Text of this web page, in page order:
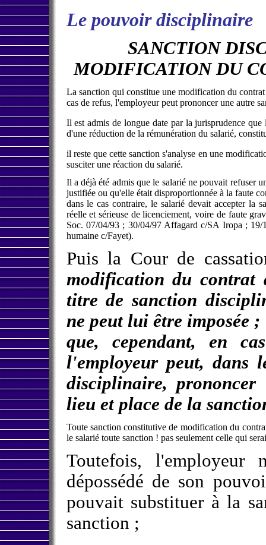
Le pouvoir disciplinaire
SANCTION
MODIFICATION DU
La sanction qui constitue une modification du
cas de refus, l'employeur peut prononcer une autre
Il est admis de longue date par la jurisprudence
d'une réduction de la rémunération du salarié,
il reste que cette sanction s'analyse en une
susciter une réaction du salarié.
Il a déjà été admis que le salarié ne pouvait refuser
justifiée ou qu'elle était disproportionnée à la faute
dans le cas contraire, le salarié devait accepter la
réelle et sérieuse de licenciement, voire de faute
Soc. 07/04/93 ; 30/04/97 Affagard c/SA Iropa ; 19/
humaine c/Fayet).
Puis la Cour de
modification du contrat
titre de sanction
ne peut lui être imposée ;
que, cependant, en
l'employeur peut, dans
disciplinaire,
lieu et place de la
Toute sanction constitutive de modification du
le salarié toute sanction ! pas seulement celle qui
Toutefois, l'employeur
dépossédé de son
pouvait substituer à la
sanction ;